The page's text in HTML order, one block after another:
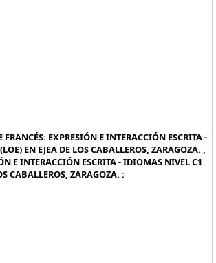
EXPRESIÓN E INTERACCIÓN ESCRITA -
EN EJEA DE LOS CABALLEROS, ZARAGOZA. ,
E INTERACCIÓN ESCRITA - IDIOMAS NIVEL C1
CABALLEROS, ZARAGOZA. :